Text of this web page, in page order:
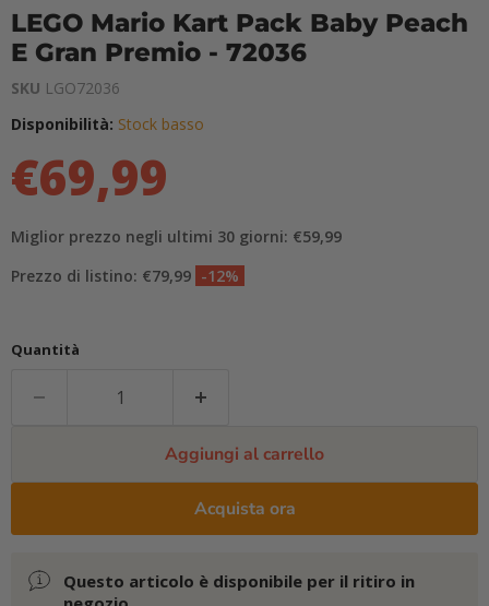
LEGO Mario Kart Pack Baby Peach
E Gran Premio - 72036
SKU LGO72036
Disponibilità: Stock basso
€69,99
Miglior prezzo negli ultimi 30 giorni: €59,99
Prezzo di listino: €79,99 -12%
Quantità
Aggiungi al carrello
Acquista ora
Questo articolo è disponibile per il ritiro in